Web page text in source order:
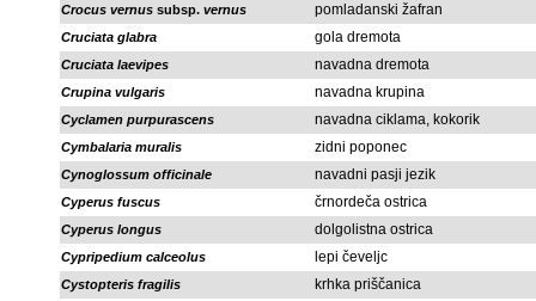
Crocus vernus subsp. vernus pomladanski žafran
Cruciata glabra gola dremota
Cruciata laevipes navadna dremota
Crupina vulgaris navadna krupina
Cyclamen purpurascens navadna ciklama, kokorik
Cymbalaria muralis zidni poponec
Cynoglossum officinale navadni pasji jezik
Cyperus fuscus črnordeča ostrica
Cyperus longus dolgolistna ostrica
Cypripedium calceolus lepi čeveljc
Cystopteris fragilis krhka priščanica